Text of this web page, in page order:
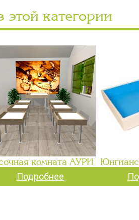
этой категории
комната АУРИ
Подробнее